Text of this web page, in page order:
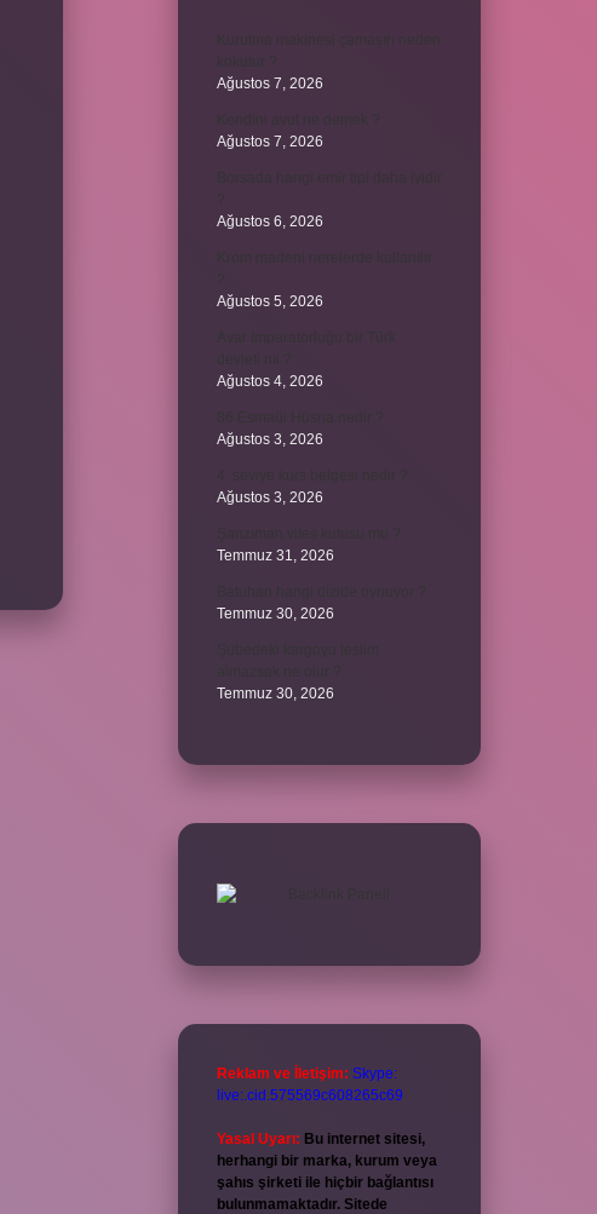
Ağustos 7, 2026
Ağustos 7, 2026
Ağustos 6, 2026
Ağustos 5, 2026
Ağustos 4, 2026
Ağustos 3, 2026
Ağustos 3, 2026
Temmuz 31, 2026
Temmuz 30, 2026
Temmuz 30, 2026
Reklam ve İletişim: Skype:
live:.cid.575569c608265c69
Yasal Uyarı: Bu internet sitesi,
herhangi bir marka, kurum veya
şahıs şirketi ile hiçbir bağlantısı
bulunmamaktadır. Sitede